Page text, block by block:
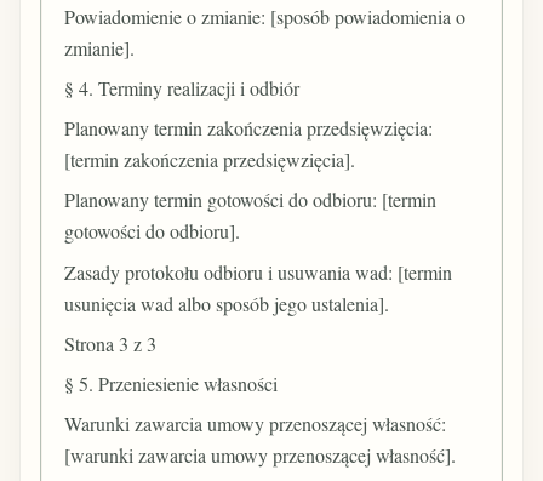
Powiadomienie o zmianie: [sposób powiadomienia o
zmianie].
§ 4. Terminy realizacji i odbiór
Planowany termin zakończenia przedsięwzięcia:
[termin zakończenia przedsięwzięcia].
Planowany termin gotowości do odbioru: [termin
gotowości do odbioru].
Zasady protokołu odbioru i usuwania wad: [termin
usunięcia wad albo sposób jego ustalenia].
Strona 3 z 3
§ 5. Przeniesienie własności
Warunki zawarcia umowy przenoszącej własność:
[warunki zawarcia umowy przenoszącej własność].